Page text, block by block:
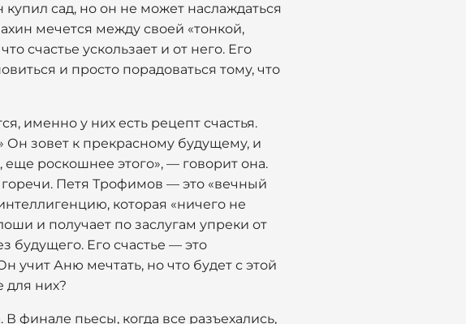
сад, но он не может наслаждаться
мечется между своей «тонкой,
счастье ускользает и от него. Его
и просто порадоваться тому, что
именно у них есть рецепт счастья.
зовет к прекрасному будущему, и
роскошнее этого», — говорит она.
Петя Трофимов — это «вечный
которая «ничего не
и получает по заслугам упреки от
будущего. Его счастье — это
учит Аню мечтать, но что будет с этой
для них?
финале пьесы, когда все разъехались,